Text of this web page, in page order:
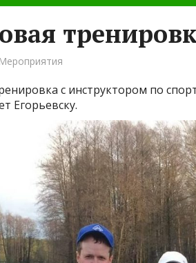
Мероприятия
с инструктором по
Егорьевску.